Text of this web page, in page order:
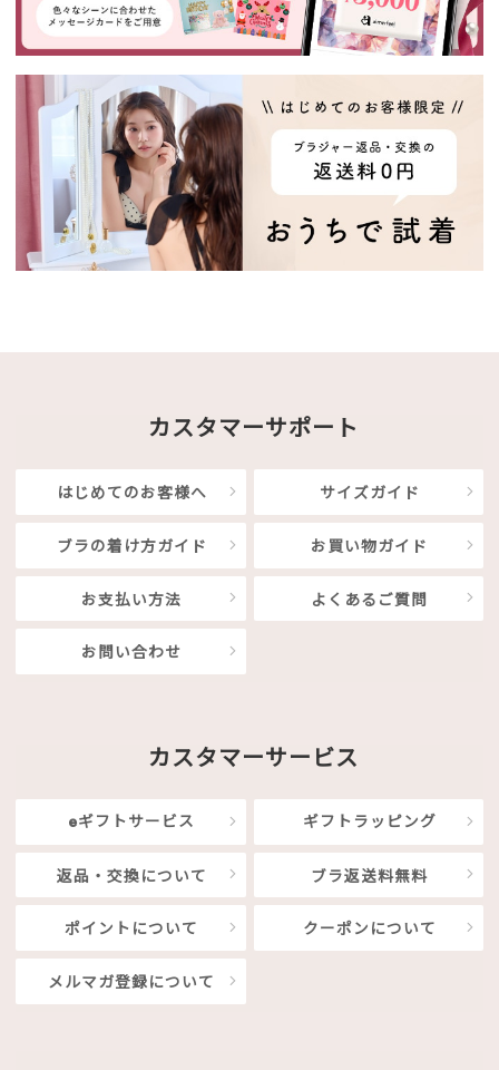
カスタマーサポート
はじめてのお客様へ サイズガイド
ブラの着け方ガイド お買い物ガイド
お支払い方法 よくあるご質問
お問い合わせ
カスタマーサービス
eギフトサービス ギフトラッピング
返品・交換について ブラ返送料無料
ポイントについて クーポンについて
メルマガ登録について